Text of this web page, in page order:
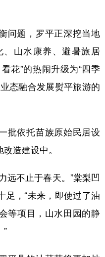
问题，罗平正深挖当地
、山水康养、避暑旅居
花”的热闹升级为“四季
态融合发展熨平旅游的
批依托苗族原始民居设
造建设中。
远不止于春天。”棠梨凹
足，“未来，即使过了油
等项目，山水田园的静
”